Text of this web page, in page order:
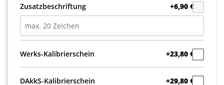
Zusatzbeschriftung +6,90 €
Werks-Kalibrierschein +23,80 €
DAkkS-Kalibrierschein +29,80 €